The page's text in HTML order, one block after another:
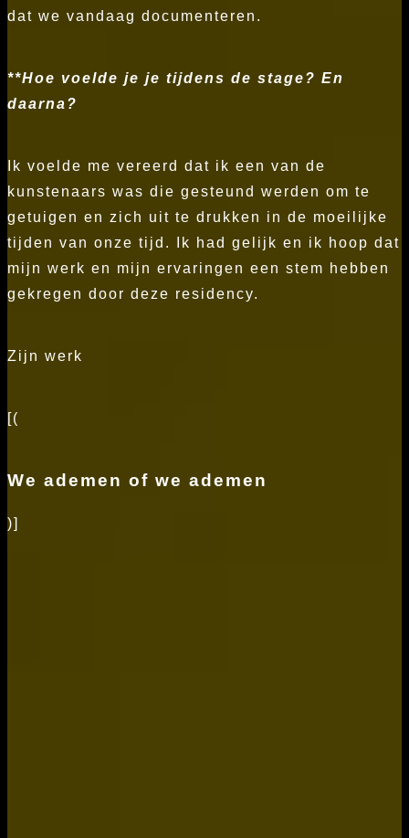
dat we vandaag documenteren.
**Hoe voelde je je tijdens de stage? En
daarna?
Ik voelde me vereerd dat ik een van de
kunstenaars was die gesteund werden om te
getuigen en zich uit te drukken in de moeilijke
tijden van onze tijd. Ik had gelijk en ik hoop dat
mijn werk en mijn ervaringen een stem hebben
gekregen door deze residency.
Zijn werk
[(
We ademen of we ademen
)]